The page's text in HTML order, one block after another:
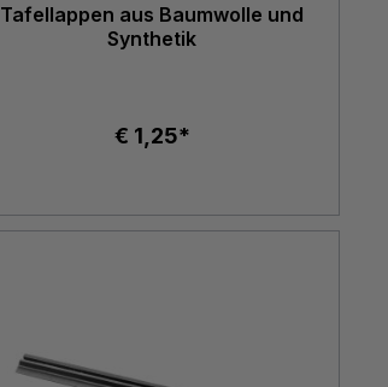
Tafellappen aus Baumwolle und
Synthetik
€ 1,25*